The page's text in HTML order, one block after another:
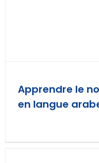
Apprendre le
en langue